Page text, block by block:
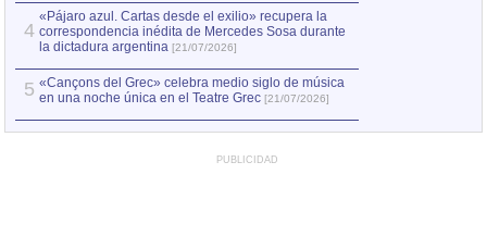
4
«Pájaro azul. Cartas desde el exilio» recupera la
correspondencia inédita de Mercedes Sosa durante
la dictadura argentina [21/07/2026]
5 «Cançons del Grec» celebra medio siglo de música
en una noche única en el Teatre Grec [21/07/2026]
PUBLICIDAD